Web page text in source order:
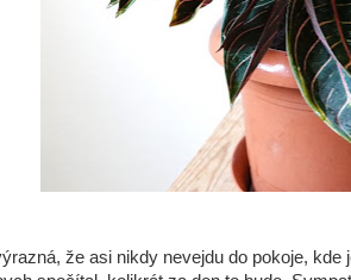
že asi nikdy nevejdu do pokoje,